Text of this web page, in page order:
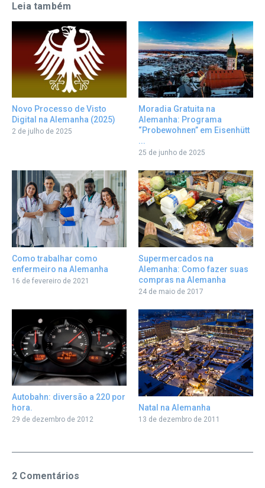
Leia também
Novo Processo de Visto
Digital na Alemanha (2025)
2 de julho de 2025
Moradia Gratuita na
Alemanha: Programa
“Probewohnen” em Eisenhütt
...
25 de junho de 2025
Como trabalhar como
enfermeiro na Alemanha
16 de fevereiro de 2021
Supermercados na
Alemanha: Como fazer suas
compras na Alemanha
24 de maio de 2017
Autobahn: diversão a 220 por
hora.
29 de dezembro de 2012
Natal na Alemanha
13 de dezembro de 2011
2 Comentários